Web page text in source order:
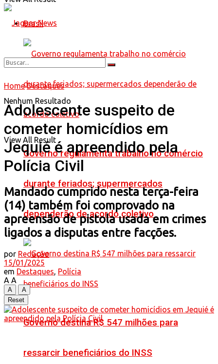
Brasil
Governo regulamenta trabalho no comércio
durante feriados; supermercados
dependerão de acordo coletivo
Governo destina R$ 547 milhões para
ressarcir beneficiários do INSS
Nenhum Resultado
View All Result
Home Destaques
Adolescente suspeito de
cometer homicídios em
Jequié é apreendido pela
Polícia Civil
Mandado cumprido nesta terça-feira
(14) também foi comprovado na
apreensão de pistola usada em crimes
ligados a disputas entre facções.
por Redação
15/01/2025
em Destaques, Polícia
A A
A
A
Reset